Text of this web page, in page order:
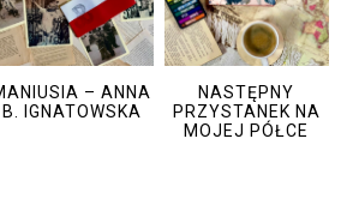
– ANNA
B. IGNATOWSKA
NASTĘPNY
PRZYSTANEK NA
MOJEJ PÓŁCE